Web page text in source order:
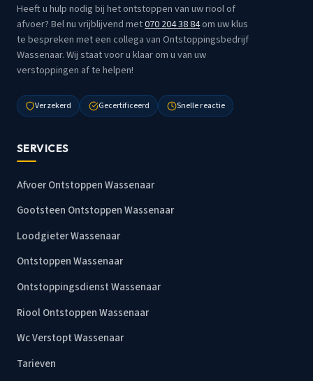
Heeft u hulp nodig bij het ontstoppen van uw riool of
afvoer? Bel nu vrijblijvend met070 204 38 84om uw klus
te bespreken met een collega van Ontstoppingsbedrijf
Wassenaar. Wij staat voor u klaar om u van uw
verstoppingen af te helpen!
Verzekerd Gecertificeerd Snelle reactie
SERVICES
Afvoer Ontstoppen Wassenaar
Gootsteen Ontstoppen Wassenaar
Loodgieter Wassenaar
Ontstoppen Wassenaar
Ontstoppingsdienst Wassenaar
Riool Ontstoppen Wassenaar
Wc Verstopt Wassenaar
Tarieven